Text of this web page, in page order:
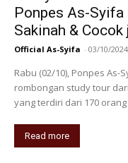
Ponpes As-Syifa
Sakinah &
Official As-Syifa - 03/10/2024
Rabu (02/10), Ponpes
rombongan study tour
yang terdiri dari 170
Read more